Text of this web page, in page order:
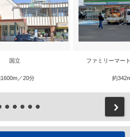
国立
／20分
ファミリーマー
約